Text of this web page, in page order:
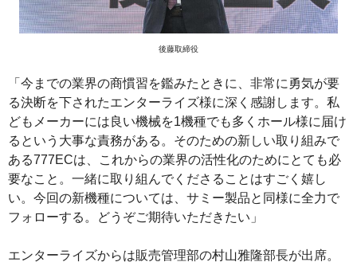
後藤取締役
「今までの業界の商慣習を鑑みたときに、非常に勇気が要
る決断を下されたエンターライズ様に深く感謝します。私
どもメーカーには良い機械を1機種でも多くホール様に届け
るという大事な責務がある。そのための新しい取り組みで
ある777ECは、これからの業界の活性化のためにとても必
要なこと。一緒に取り組んでくださることはすごく嬉し
い。今回の新機種については、サミー製品と同様に全力で
フォローする。どうぞご期待いただきたい」
エンターライズからは販売管理部の村山雅隆部長が出席。